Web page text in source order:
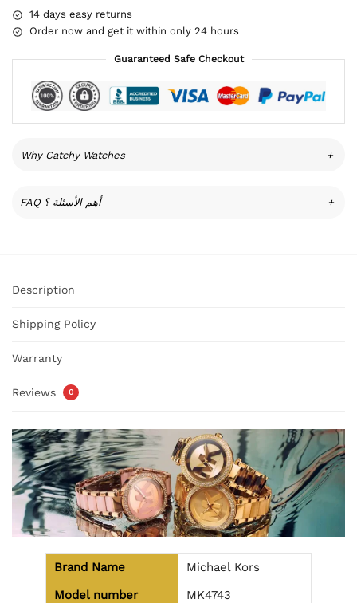
14 days easy returns
Order now and get it within only 24 hours
Guaranteed Safe Checkout
Why Catchy Watches +
FAQ أهم الأسئلة ؟ +
Description
Shipping Policy
Warranty
Reviews 0
Brand Name
Michael Kors
Model number
MK4743